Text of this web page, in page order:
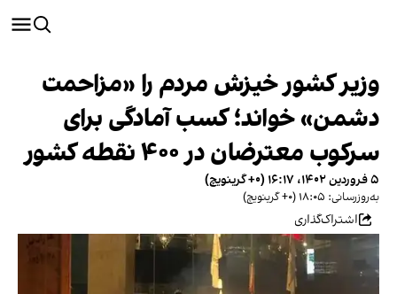
وزیر کشور خیزش مردم را «مزاحمت
دشمن» خواند؛ کسب آمادگی برای
سرکوب معترضان در ۴۰۰ نقطه کشور
۵ فروردین ۱۴۰۲، ۱۶:۱۷ (‎+۰ گرینویچ)
به‌روزرسانی: ۱۸:۰۵ (‎+۰ گرینویچ)
اشتراک‌گذاری